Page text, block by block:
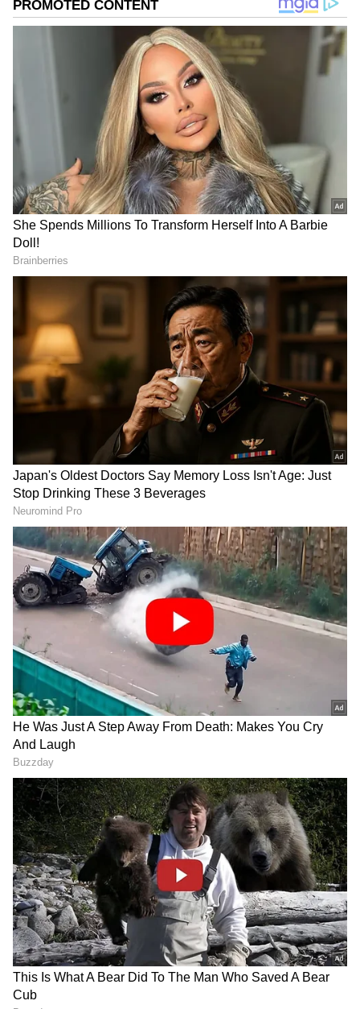
ಸಮಗ್ರ ಸುದ್ದಿ ಮೂಲವನ್ನಾಗಿ asianet suvarna news ಅನ್ನು
ಆಯ್ಕೆ ಮಾಡಿಕೊಳ್ಳಿ
6
Image Credit : Asianet News
ಎಟಿಎಂ ಫೇಲ್ ಆದ್ರೆ ಪರಿಹಾರ
ಎಟಿಎಂನಲ್ಲಿ ತಾಂತ್ರಿಕ ದೋಷ ಅಥವಾ ಬೇರೆ ಕಾರಣಕ್ಕೆ ವಿತ್
ಡ್ರಾ ಮಾಡಿದ ಹಣ ನಮ್ಮ ಕೈಗೆ ಸಿಗೋದಿಲ್ಲ. ಆದ್ರೆ
ಖಾತೆಯಿಂದ ಹಣ ಕಟ್ ಆಗಿರುತ್ತೆ. ಹಿಂದೆ ಬ್ಯಾಂಕ್ ಇದಕ್ಕೆ
ಸಮಯ ನೀಡ್ತಿತ್ತು. ಒಂದೆರಡು ತಿಂಗಳಲ್ಲಿ ಹಣ ವಾಪಸ್
ಖಾತೆಗೆ ಬರ್ತಾ ಇತ್ತು. ಆದ್ರೀಗ ಆರ್ ಬಿಐ ಇದಕ್ಕೆ
ಸಂಬಂಧಿಸಿದಂತೆ ನಿಯಮ ಕಠಿಣಗೊಳಿಸಿದೆ. ಬ್ಯಾಂಕ್ ಐದು
ಕೆಲಸದ ದಿನಗಳಲ್ಲಿ ಹಣವನ್ನು ಮರುಪಾವತಿಸಬೇಕು. ಐದು
ದಿನಗಳಲ್ಲಿ ಗ್ರಾಹಕರ ಹಣ, ಜಮಾ ಆಗ್ದೆ ಹೋದಲ್ಲಿ ಬ್ಯಾಂಕ್,
ಗ್ರಾಹಕರಿಗೆ ದಿನಕ್ಕೆ 100 ರೂಪಾಯಿಯಂತೆ ಕಡ್ಡಾಯವಾಗಿ
ಪರಿಹಾರ ನೀಡಬೇಕು.